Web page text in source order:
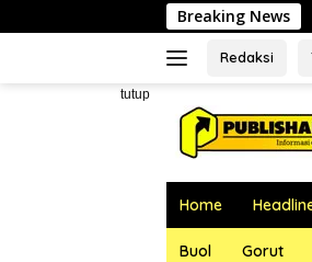
ke
Breaking News
Jadwal
Redaksi
tutup
Home
Buol Gorut